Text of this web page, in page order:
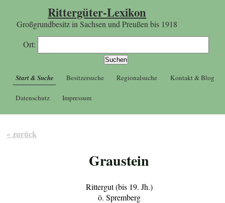
Rittergüter-Lexikon
Großgrundbesitz in Sachsen und Preußen bis 1918
Ort:
Start & Suche Besitzersuche Regionalsuche Kontakt & Blog
Datenschutz Impressum
« zurück
Graustein
Rittergut (bis 19. Jh.)
ö. Spremberg